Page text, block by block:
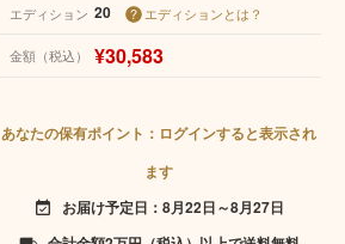
エディション 20 エディションとは？
金額（税込） ¥30,583
あなたの保有ポイント：ログインすると表示され
ます
event_available お届け予定日：8月22日～8月27日